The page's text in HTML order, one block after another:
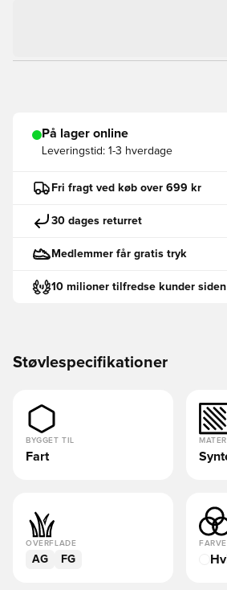
På lager online
Leveringstid: 1-3 hverdage
Fri fragt ved køb over 699 kr
30 dages returret
Medlemmer får gratis tryk
10 milioner tilfredse kunder
Støvlespecifikationer
BYGGET TIL
Fart
OVERFLADE
AG FG
FARVE